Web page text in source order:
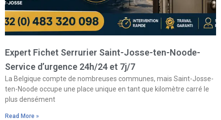
Expert Fichet Serrurier Saint-Josse-ten-Noode-
Service d’urgence 24h/24 et 7j/7
La Belgique compte de nombreuses communes, mais Saint-Josse-
ten-Noode occupe une place unique en tant que kilomètre carré le
plus densément
Read More »